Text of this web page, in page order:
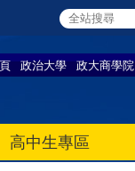
政治大學 政大商學院
高中生專區